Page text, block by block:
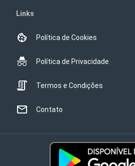
Links
Política de Cookies
Política de Privacidade
Termos e Condições
Contato